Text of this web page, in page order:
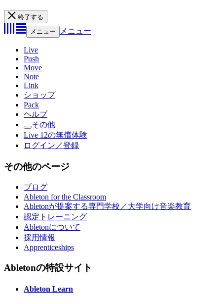
終了する
メニュー
メニュー
Live
Push
Move
Note
Link
ショップ
Pack
ヘルプ
その他
Live 12の無償体験
ログイン／登録
その他のページ
ブログ
Ableton for the Classroom
Abletonが提案する専門学校／大学向け音楽教育
認定トレーニング
Abletonについて
採用情報
Apprenticeships
Abletonの特設サイト
Ableton Learn